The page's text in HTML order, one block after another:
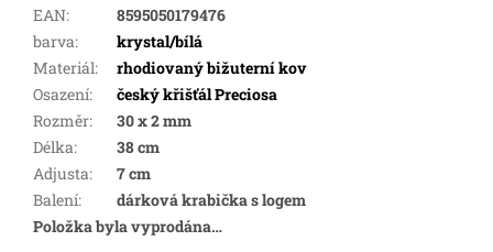
EAN:
8595050179476
barva:
krystal/bílá
Materiál:
rhodiovaný bižuterní kov
Osazení:
český křišťál Preciosa
Rozměr:
30 x 2 mm
Délka:
38 cm
Adjusta:
7 cm
Balení:
dárková krabička s logem
Položka byla vyprodána…